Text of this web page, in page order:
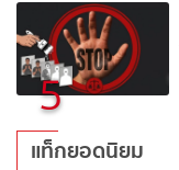
5
แท็กยอดนิยม